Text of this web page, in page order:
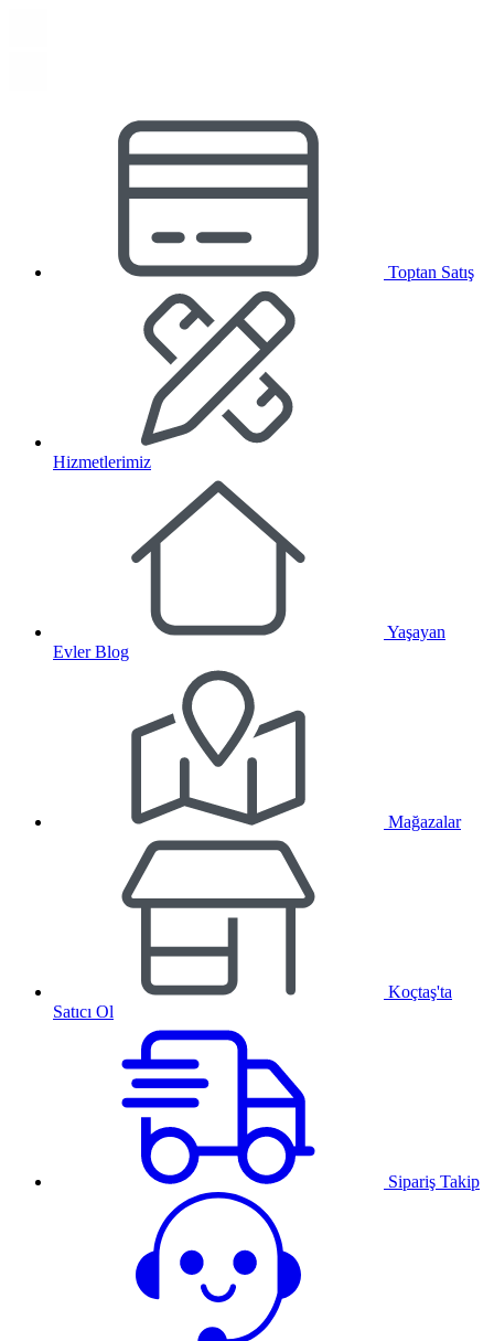
Toptan Satış
Hizmetlerimiz
Yaşayan
Evler Blog
Mağazalar
Koçtaş'ta
Satıcı Ol
Sipariş Takip